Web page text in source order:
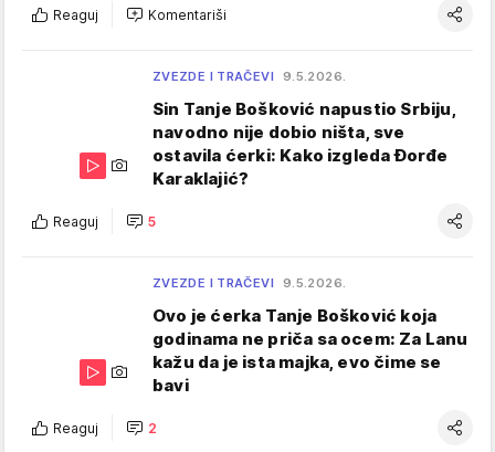
Reaguj Komentariši
ZVEZDE I TRAČEVI 9.5.2026.
Sin Tanje Bošković napustio Srbiju,
navodno nije dobio ništa, sve
ostavila ćerki: Kako izgleda Đorđe
Karaklajić?
Reaguj 5
ZVEZDE I TRAČEVI 9.5.2026.
Ovo je ćerka Tanje Bošković koja
godinama ne priča sa ocem: Za Lanu
kažu da je ista majka, evo čime se
bavi
Reaguj 2